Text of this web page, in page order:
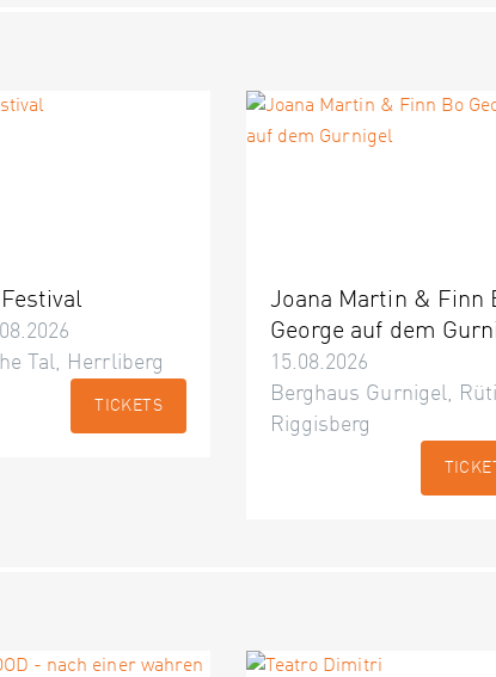
Tal, Herrliberg
TICKETS
Joana Martin & Finn
George auf dem
15.08.2026
Berghaus Gurnigel,
Riggisberg